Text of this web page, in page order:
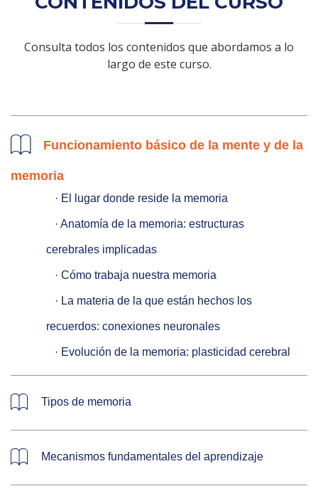
Consulta todos los contenidos que abordamos a lo
largo de este curso.
Funcionamiento básico de la mente y de la
memoria
cerebrales implicadas
recuerdos: conexiones neuronales
   · Evolución de la memoria: plasticidad cerebral
Tipos de memoria
Mecanismos fundamentales del aprendizaje